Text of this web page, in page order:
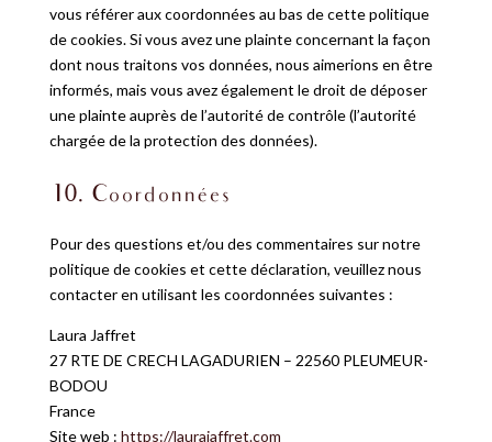
vous référer aux coordonnées au bas de cette politique
de cookies. Si vous avez une plainte concernant la façon
dont nous traitons vos données, nous aimerions en être
informés, mais vous avez également le droit de déposer
une plainte auprès de l’autorité de contrôle (l’autorité
chargée de la protection des données).
10. Coordonnées
Pour des questions et/ou des commentaires sur notre
politique de cookies et cette déclaration, veuillez nous
contacter en utilisant les coordonnées suivantes :
Laura Jaffret
27 RTE DE CRECH LAGADURIEN – 22560 PLEUMEUR-
BODOU
France
Site web : https://laurajaffret.com